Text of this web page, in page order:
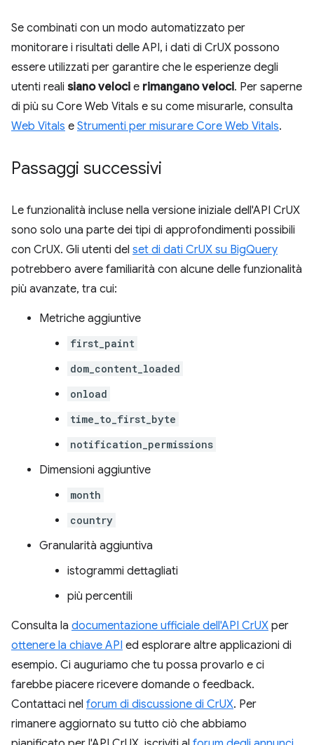
Se combinati con un modo automatizzato per
monitorare i risultati delle API, i dati di CrUX possono
essere utilizzati per garantire che le esperienze degli
utenti reali siano veloci e rimangano veloci. Per saperne
di più su Core Web Vitals e su come misurarle, consulta
Web Vitals e Strumenti per misurare Core Web Vitals.
Passaggi successivi
Le funzionalità incluse nella versione iniziale dell'API CrUX
sono solo una parte dei tipi di approfondimenti possibili
con CrUX. Gli utenti del set di dati CrUX su BigQuery
potrebbero avere familiarità con alcune delle funzionalità
più avanzate, tra cui:
Metriche aggiuntive
first_paint
dom_content_loaded
onload
time_to_first_byte
notification_permissions
Dimensioni aggiuntive
month
country
Granularità aggiuntiva
istogrammi dettagliati
più percentili
Consulta la documentazione ufficiale dell'API CrUX per
ottenere la chiave API ed esplorare altre applicazioni di
esempio. Ci auguriamo che tu possa provarlo e ci
farebbe piacere ricevere domande o feedback.
Contattaci nel forum di discussione di CrUX. Per
rimanere aggiornato su tutto ciò che abbiamo